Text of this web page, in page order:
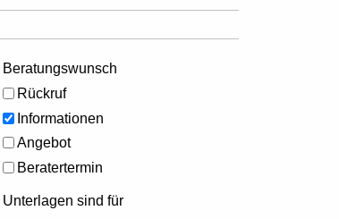
Beratungswunsch
Rückruf
Informationen
Angebot
Beratertermin
Unterlagen sind für